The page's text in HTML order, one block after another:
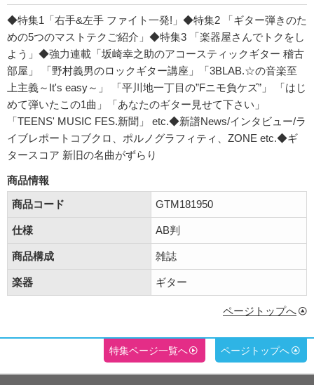
◆特集1「右手&左手 ファイト一発!」◆特集2 「ギター弾きのた
めの5つのマストテクご紹介」◆特集3 「楽器屋さんでトクをし
よう」◆強力連載「坂崎幸之助のアコースティックギター 稽古
部屋」 「野村義男のロックギター講座」「3BLAB.☆の音楽至
上主義～It's easy～」 「平川地一丁目の”Fニモ負ケズ”」 「はじ
めて弾いたこの1曲」「あなたのギター見せて下さい」
「TEENS' MUSIC FES.新聞」 etc.◆新譜News/インタビュー/ラ
イブレポートコブクロ、ポルノグラフィティ、ZONE etc.◆ギ
タースコア 新旧の名曲がずらり
商品情報
商品コード
GTM181950
仕様 AB判
商品構成 雑誌
楽器 ギター
ページトップへ
特集ページ一覧へ ページトップへ